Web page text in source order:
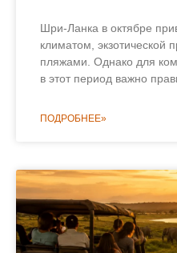
Шри-Ланка в октябре
климатом, экзотической
пляжами. Однако для
в этот период важно
ПОДРОБНЕЕ»